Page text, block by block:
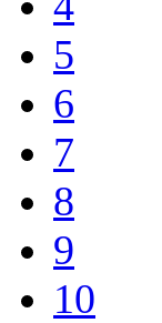
5
6
7
8
9
10